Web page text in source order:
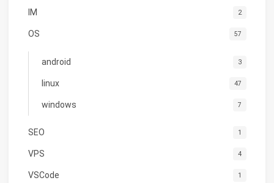
IM 2
OS 57
android 3
linux 47
windows 7
SEO 1
VPS 4
VSCode 1